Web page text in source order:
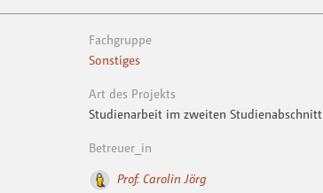
Fachgruppe
Sonstiges
Art des Projekts
Studienarbeit im zweiten Studienabschnitt
Betreuer_in
Prof. Carolin Jörg